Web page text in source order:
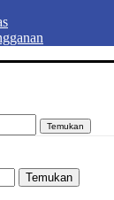
Temukan
Temukan